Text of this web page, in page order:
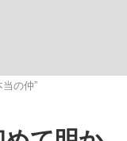
の仲”